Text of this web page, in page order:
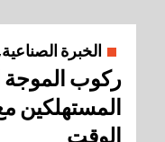
الخبرة
ركوب الموجة
المستهلكين
الوقت